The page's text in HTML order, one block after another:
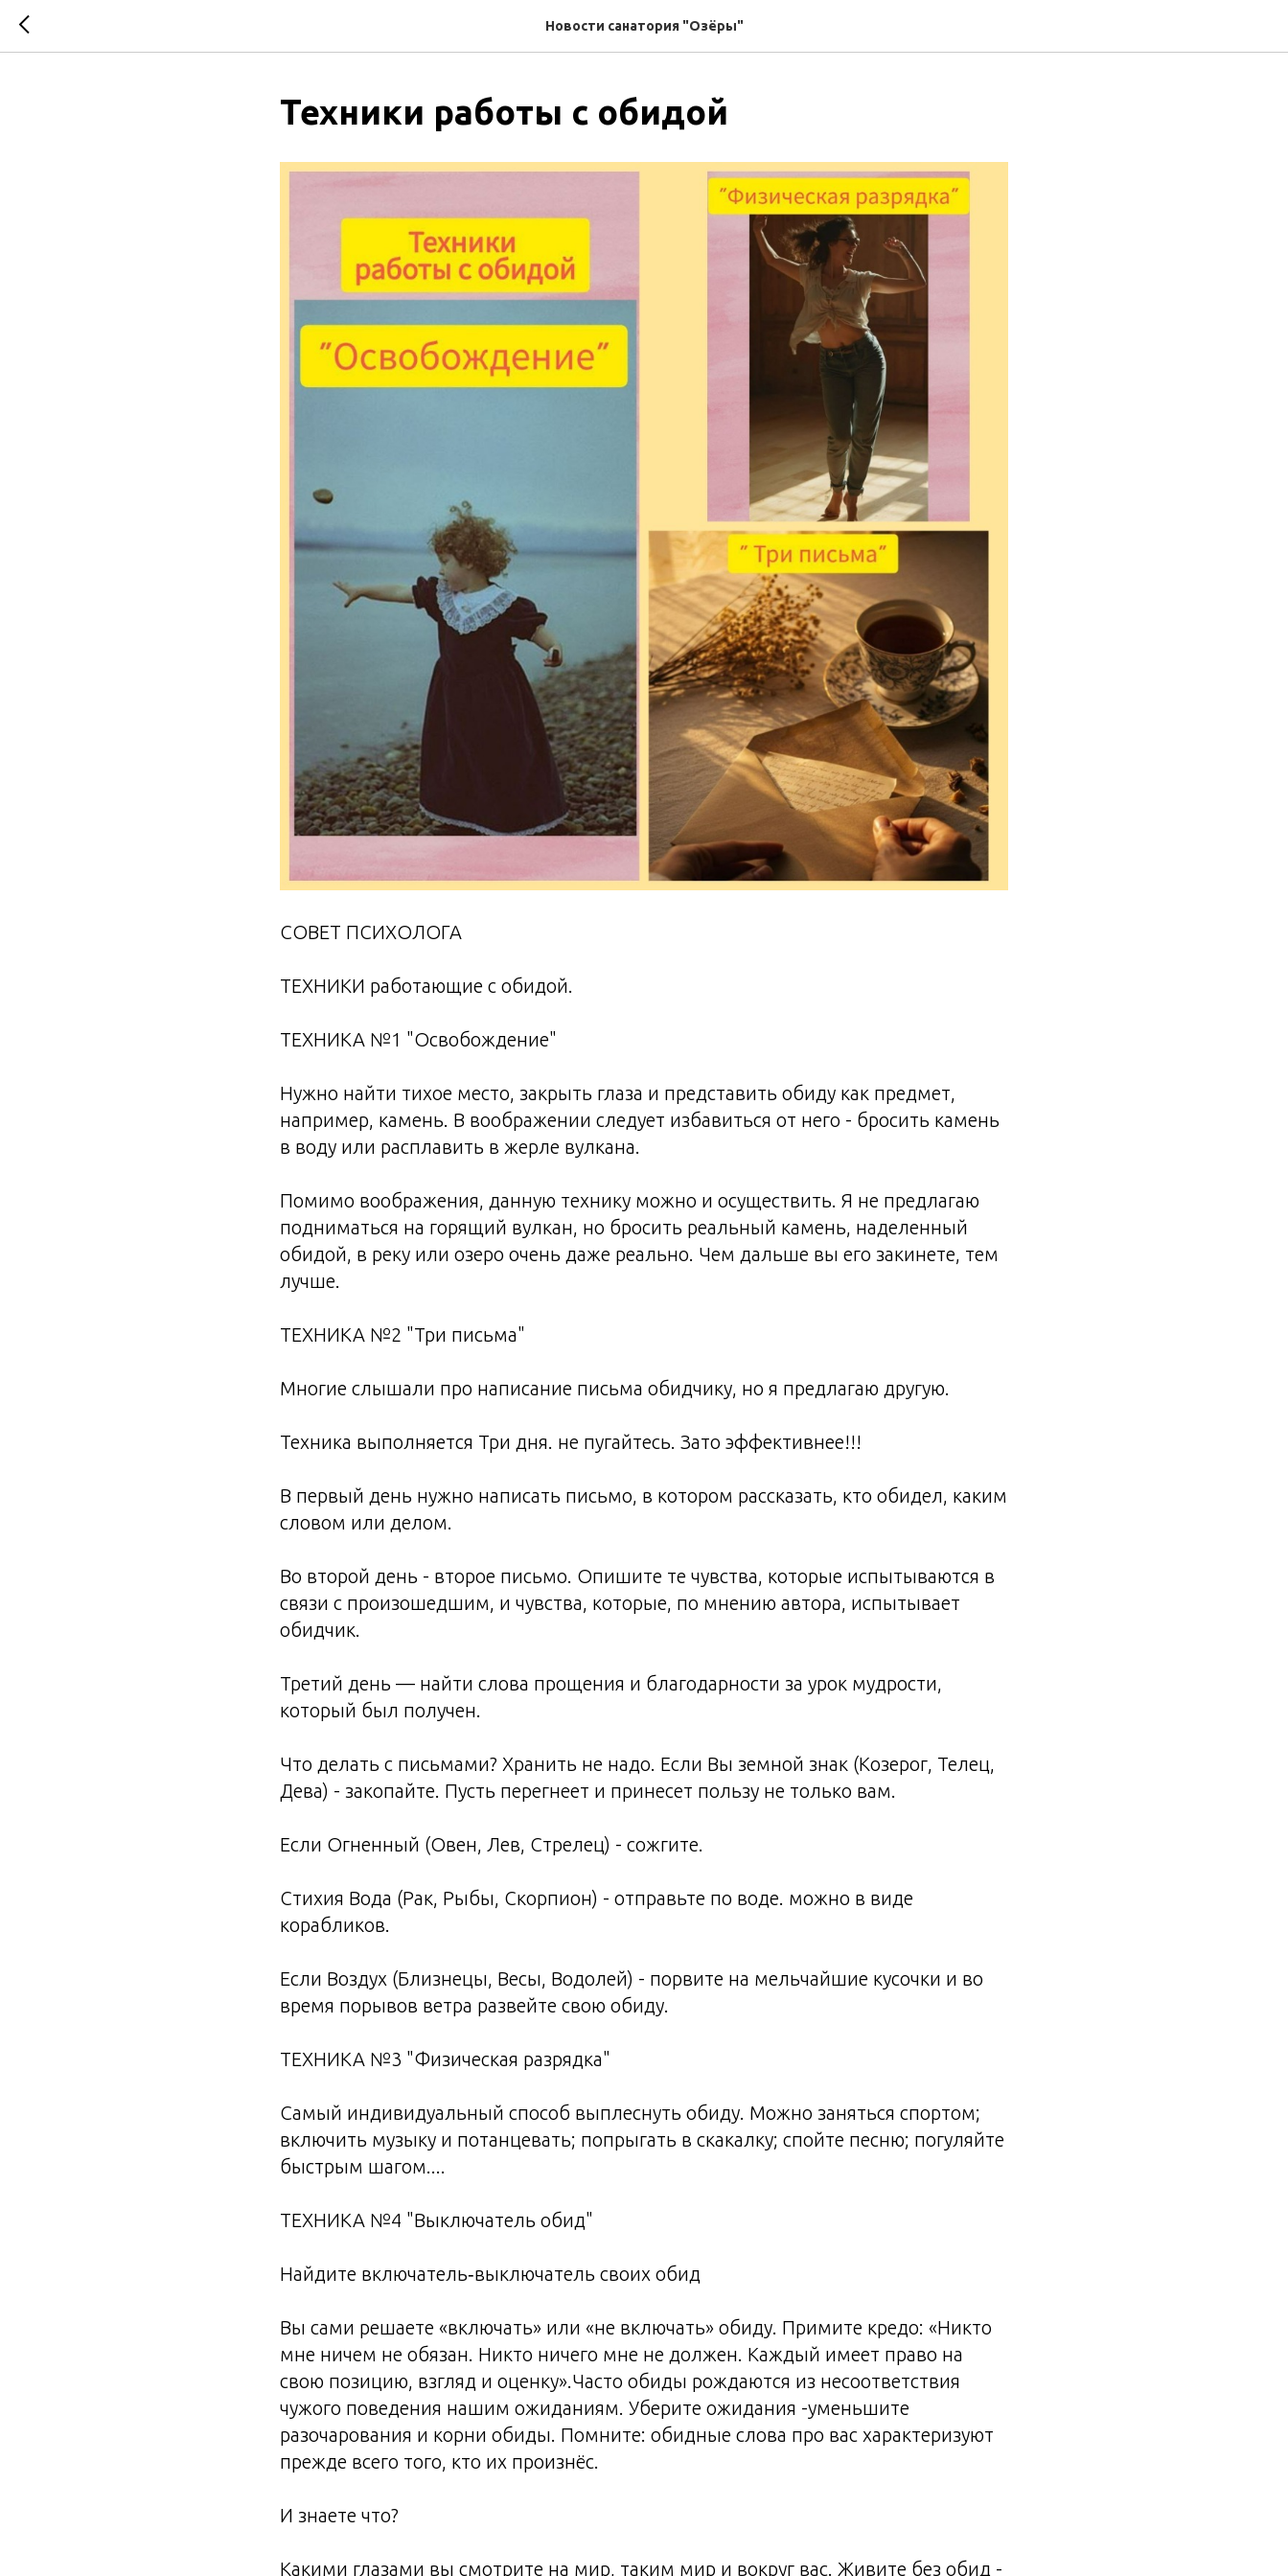
Новости санатория "Озёры"
Техники работы с обидой
СОВЕТ ПСИХОЛОГА
ТЕХНИКИ работающие с обидой.
ТЕХНИКА №1 "Освобождение"
Нужно найти тихое место, закрыть глаза и представить обиду как предмет,
например, камень. В воображении следует избавиться от него - бросить камень
в воду или расплавить в жерле вулкана.
Помимо воображения, данную технику можно и осуществить. Я не предлагаю
подниматься на горящий вулкан, но бросить реальный камень, наделенный
обидой, в реку или озеро очень даже реально. Чем дальше вы его закинете, тем
лучше.
ТЕХНИКА №2 "Три письма"
Многие слышали про написание письма обидчику, но я предлагаю другую.
Техника выполняется Три дня. не пугайтесь. Зато эффективнее!!!
В первый день нужно написать письмо, в котором рассказать, кто обидел, каким
словом или делом.
Во второй день - второе письмо. Опишите те чувства, которые испытываются в
связи с произошедшим, и чувства, которые, по мнению автора, испытывает
обидчик.
Третий день — найти слова прощения и благодарности за урок мудрости,
который был получен.
Что делать с письмами? Хранить не надо. Если Вы земной знак (Козерог, Телец,
Дева) - закопайте. Пусть перегнеет и принесет пользу не только вам.
Если Огненный (Овен, Лев, Стрелец) - сожгите.
Стихия Вода (Рак, Рыбы, Скорпион) - отправьте по воде. можно в виде
корабликов.
Если Воздух (Близнецы, Весы, Водолей) - порвите на мельчайшие кусочки и во
время порывов ветра развейте свою обиду.
ТЕХНИКА №3 "Физическая разрядка"
Самый индивидуальный способ выплеснуть обиду. Можно заняться спортом;
включить музыку и потанцевать; попрыгать в скакалку; спойте песню; погуляйте
быстрым шагом....
ТЕХНИКА №4 "Выключатель обид"
Найдите включатель‑выключатель своих обид
Вы сами решаете «включать» или «не включать» обиду. Примите кредо: «Никто
мне ничем не обязан. Никто ничего мне не должен. Каждый имеет право на
свою позицию, взгляд и оценку».Часто обиды рождаются из несоответствия
чужого поведения нашим ожиданиям. Уберите ожидания -уменьшите
разочарования и корни обиды. Помните: обидные слова про вас характеризуют
прежде всего того, кто их произнёс.
И знаете что?
Какими глазами вы смотрите на мир, таким мир и вокруг вас. Живите без обид -